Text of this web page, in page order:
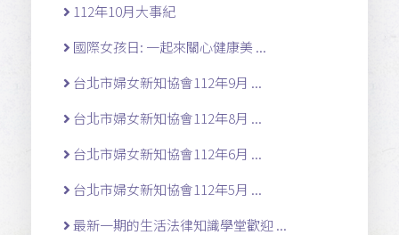
112年10月大事紀
國際女孩日: 一起來關心健康美 ...
台北市婦女新知協會112年9月 ...
台北市婦女新知協會112年8月 ...
台北市婦女新知協會112年6月 ...
台北市婦女新知協會112年5月 ...
最新一期的生活法律知識學堂歡迎 ...